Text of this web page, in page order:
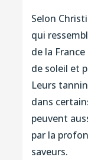
Selon
qui
de la
de soleil et
Leurs
dans
peuvent
par la
saveurs.